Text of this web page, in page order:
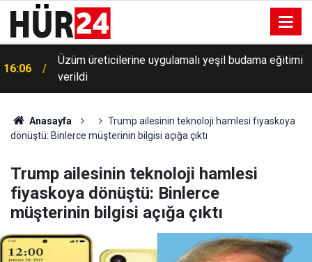
16:06
Üzüm üreticilerine uygulamalı yeşil budama eğitimi
verildi
Anasayfa
Trump ailesinin teknoloji hamlesi fiyaskoya
dönüştü: Binlerce müşterinin bilgisi açığa çıktı
Trump ailesinin teknoloji hamlesi
fiyaskoya dönüştü: Binlerce
müşterinin bilgisi açığa çıktı